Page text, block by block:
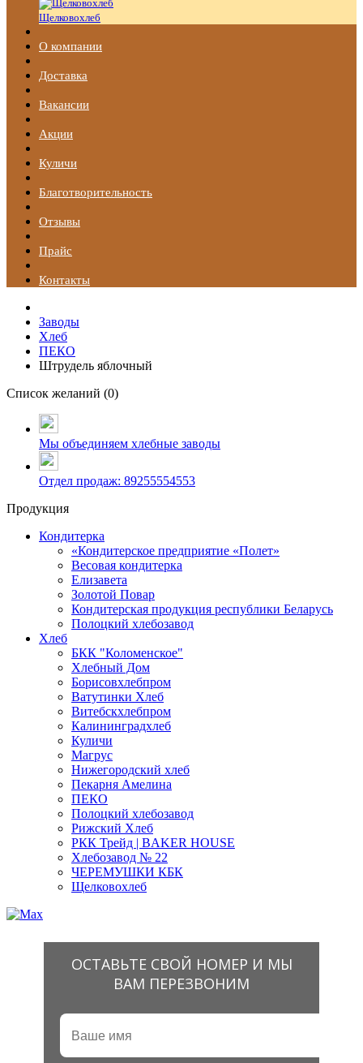
Щелковохлеб
О компании
Доставка
Вакансии
Акции
Куличи
Благотворительность
Отзывы
Прайс
Контакты
Заводы
Хлеб
ПЕКО
Штрудель яблочный
Список желаний (0)
Мы объединяем хлебные заводы
Отдел продаж: 89255554553
Продукция
Кондитерка
«Кондитерское предприятие «Полет»
Весовая кондитерка
Елизавета
Золотой Повар
Кондитерская продукция республики Беларусь
Полоцкий хлебозавод
Хлеб
БКК "Коломенское"
Хлебный Дом
Борисовхлебпром
Ватутинки Хлеб
Витебскхлебпром
Калининградхлеб
Куличи
Магрус
Нижегородский хлеб
Пекарня Амелина
ПЕКО
Полоцкий хлебозавод
Рижский Хлеб
РКК Трейд | BAKER HOUSE
Хлебозавод № 22
ЧЕРЕМУШКИ КБК
Щелковохлеб
ОСТАВЬТЕ СВОЙ НОМЕР И МЫ
ВАМ ПЕРЕЗВОНИМ